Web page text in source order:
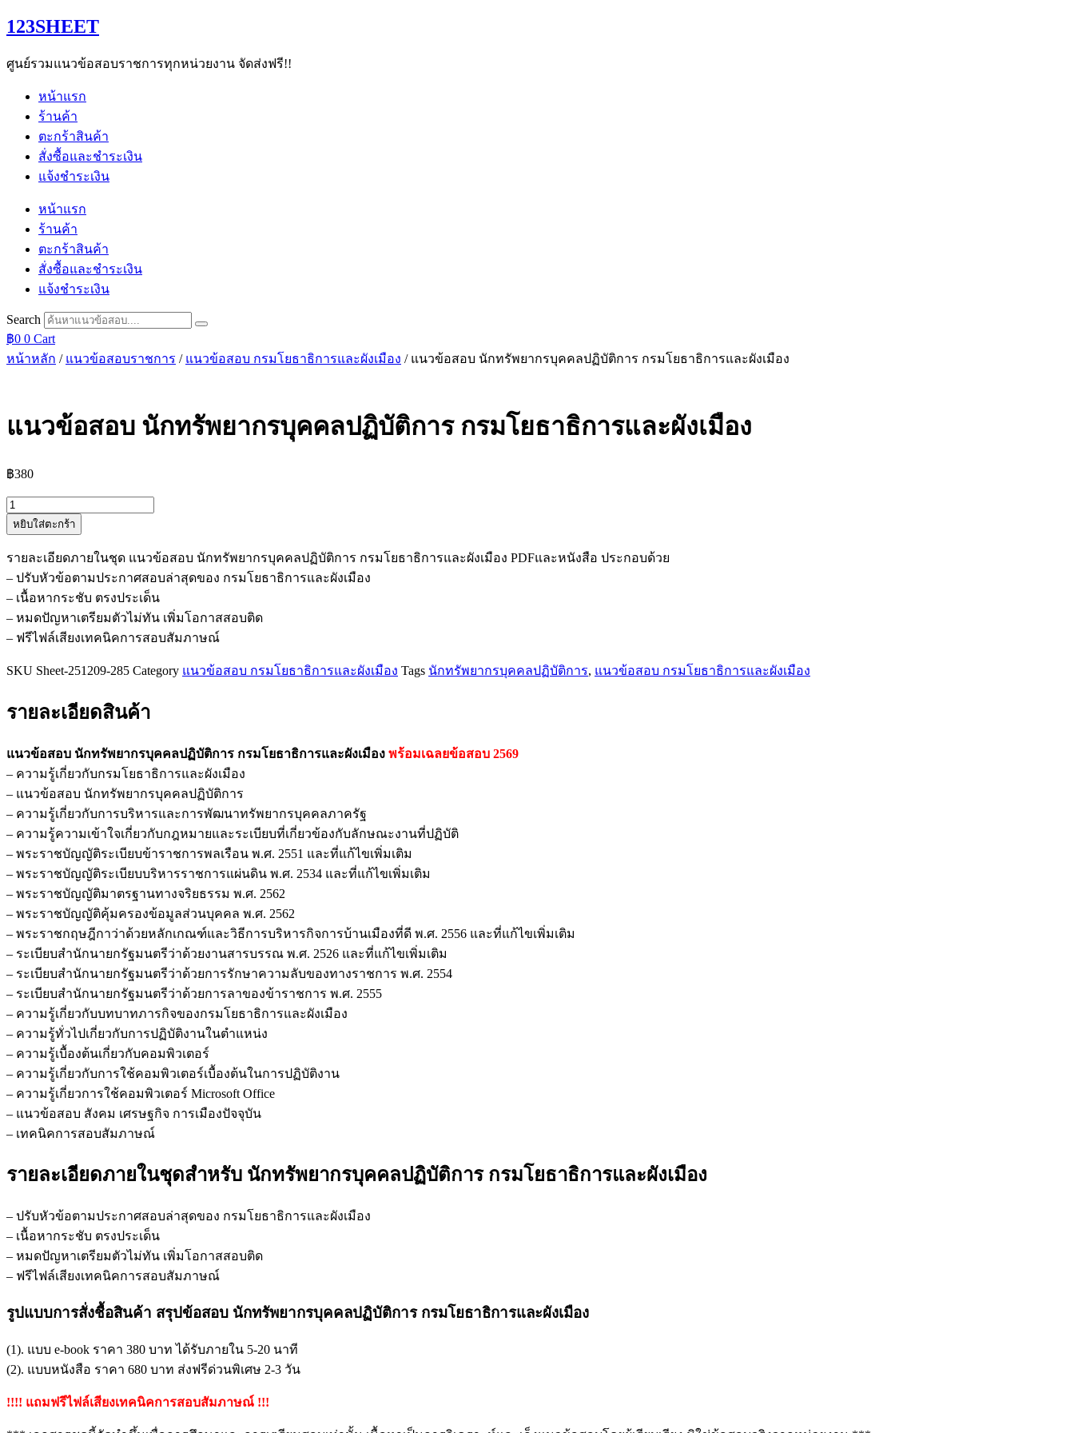
Skip
to
123SHEET
ศูนย์รวมแนวข้อสอบราชการทุกหน่วยงาน จัดส่งฟรี!!
หน้าแรก
ร้านค้า
ตะกร้าสินค้า
สั่งซื้อและชำระเงิน
แจ้งชำระเงิน
หน้าแรก
ร้านค้า
ตะกร้าสินค้า
สั่งซื้อและชำระเงิน
แจ้งชำระเงิน
Search
฿0 0 Cart
หน้าหลัก / แนวข้อสอบราชการ / แนวข้อสอบ กรมโยธาธิการและผังเมือง / แนวข้อสอบ นักทรัพยากรบุคคลปฏิบัติการ กรมโยธาธิการและผังเมือง
แนวข้อสอบ นักทรัพยากรบุคคลปฏิบัติการ กรมโยธาธิการและผังเมือง
฿380
จำนวน
แนว
นัก
ทรัพยากร
บุคคล
ปฏิบัติ
การ
กรม
ธิ
หยิบใส่ตะกร้า
รายละเอียดภายในชุด แนวข้อสอบ นักทรัพยากรบุคคลปฏิบัติการ กรมโยธาธิการและผังเมือง PDFและหนังสือ ประกอบด้วย
– ปรับหัวข้อตามประกาศสอบล่าสุดของ กรมโยธาธิการและผังเมือง
– เนื้อหากระชับ ตรงประเด็น
– หมดปัญหาเตรียมตัวไม่ทัน เพิ่มโอกาสสอบติด
– ฟรีไฟล์เสียงเทคนิคการสอบสัมภาษณ์
SKU Sheet-251209-285 Category แนวข้อสอบ กรมโยธาธิการและผังเมือง Tags นักทรัพยากรบุคคลปฏิบัติการ, แนวข้อสอบ กรมโยธาธิการและผังเมือง
รายละเอียดสินค้า
แนวข้อสอบ นักทรัพยากรบุคคลปฏิบัติการ กรมโยธาธิการและผังเมือง พร้อมเฉลยข้อสอบ 2569
– ความรู้เกี่ยวกับกรมโยธาธิการและผังเมือง
– แนวข้อสอบ นักทรัพยากรบุคคลปฏิบัติการ
– ความรู้เกี่ยวกับการบริหารและการพัฒนาทรัพยากรบุคคลภาครัฐ
– ความรู้ความเข้าใจเกี่ยวกับกฎหมายและระเบียบที่เกี่ยวข้องกับลักษณะงานที่ปฏิบัติ
– พระราชบัญญัติระเบียบข้าราชการพลเรือน พ.ศ. 2551 และที่แก้ไขเพิ่มเติม
– พระราชบัญญัติระเบียบบริหารราชการแผ่นดิน พ.ศ. 2534 และที่แก้ไขเพิ่มเติม
– พระราชบัญญัติมาตรฐานทางจริยธรรม พ.ศ. 2562
– พระราชบัญญัติคุ้มครองข้อมูลส่วนบุคคล พ.ศ. 2562
– พระราชกฤษฎีกาว่าด้วยหลักเกณฑ์และวิธีการบริหารกิจการบ้านเมืองที่ดี พ.ศ. 2556 และที่แก้ไขเพิ่มเติม
– ระเบียบสำนักนายกรัฐมนตรีว่าด้วยงานสารบรรณ พ.ศ. 2526 และที่แก้ไขเพิ่มเติม
– ระเบียบสำนักนายกรัฐมนตรีว่าด้วยการรักษาความลับของทางราชการ พ.ศ. 2554
– ระเบียบสำนักนายกรัฐมนตรีว่าด้วยการลาของข้าราชการ พ.ศ. 2555
– ความรู้เกี่ยวกับบทบาทภารกิจของกรมโยธาธิการและผังเมือง
– ความรู้ทั่วไปเกี่ยวกับการปฏิบัติงานในตำแหน่ง
– ความรู้เบื้องต้นเกี่ยวกับคอมพิวเตอร์
– ความรู้เกี่ยวกับการใช้คอมพิวเตอร์เบื้องต้นในการปฏิบัติงาน
– ความรู้เกี่ยวการใช้คอมพิวเตอร์ Microsoft Office
– แนวข้อสอบ สังคม เศรษฐกิจ การเมืองปัจจุบัน
– เทคนิคการสอบสัมภาษณ์
รายละเอียดภายในชุดสำหรับ นักทรัพยากรบุคคลปฏิบัติการ กรมโยธาธิการและผังเมือง
– ปรับหัวข้อตามประกาศสอบล่าสุดของ กรมโยธาธิการและผังเมือง
– เนื้อหากระชับ ตรงประเด็น
– หมดปัญหาเตรียมตัวไม่ทัน เพิ่มโอกาสสอบติด
– ฟรีไฟล์เสียงเทคนิคการสอบสัมภาษณ์
รูปแบบการสั่งชื้อสินค้า สรุปข้อสอบ นักทรัพยากรบุคคลปฏิบัติการ กรมโยธาธิการและผังเมือง
(1). แบบ e-book ราคา 380 บาท ได้รับภายใน 5-20 นาที
(2). แบบหนังสือ ราคา 680 บาท ส่งฟรีด่วนพิเศษ 2-3 วัน
!!!! แถมฟรีไฟล์เสียงเทคนิคการสอบสัมภาษณ์ !!!